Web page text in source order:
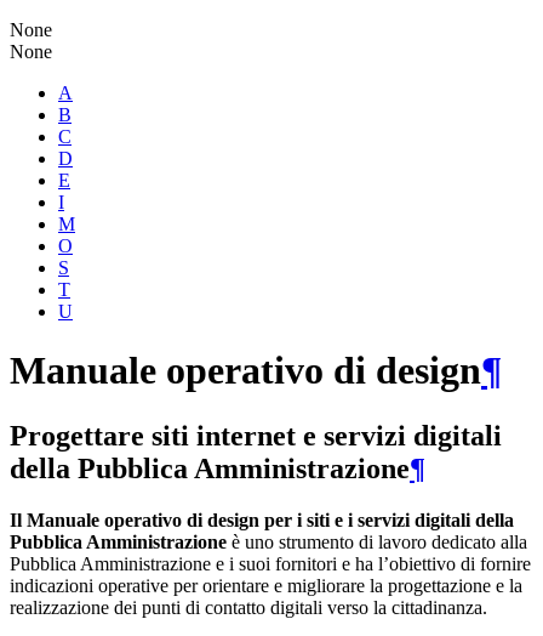
None
None
A
B
C
D
E
I
M
O
S
T
U
Manuale operativo di design¶
Progettare siti internet e servizi digitali
della Pubblica Amministrazione¶
Il Manuale operativo di design per i siti e i servizi digitali della
Pubblica Amministrazione è uno strumento di lavoro dedicato alla
Pubblica Amministrazione e i suoi fornitori e ha l’obiettivo di fornire
indicazioni operative per orientare e migliorare la progettazione e la
realizzazione dei punti di contatto digitali verso la cittadinanza.